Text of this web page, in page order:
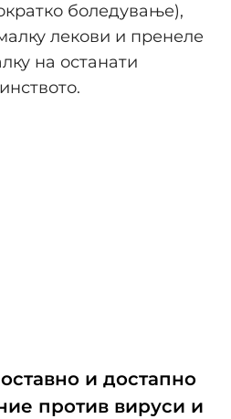
боледување),
лекови и пренеле
на останати
и достапно
против вируси и